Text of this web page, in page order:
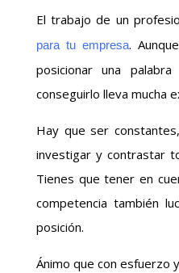
El trabajo de un
para tu empresa.
posicionar una
conseguirlo lleva mucha
Hay que ser
investigar y contrastar
Tienes que tener en
competencia también
posición.
Ánimo que con esfuerzo